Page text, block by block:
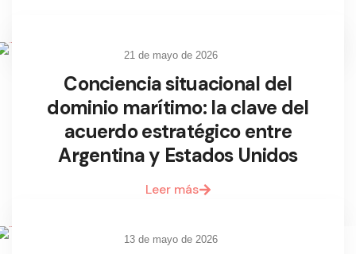
21 de mayo de 2026
Conciencia situacional del
dominio marítimo: la clave del
acuerdo estratégico entre
Argentina y Estados Unidos
Leer más
13 de mayo de 2026